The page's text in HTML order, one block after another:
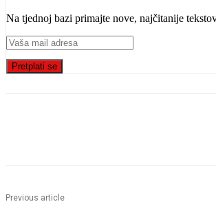
Na tjednoj bazi primajte nove, najčitanije
Pretplati se
Previous article